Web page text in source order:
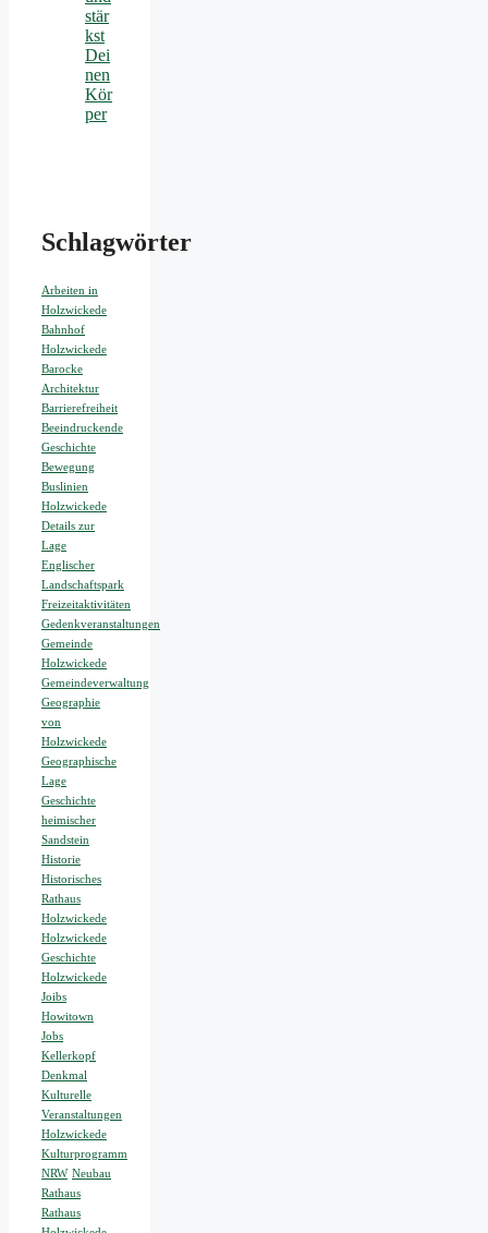
stär
kst
Dei
nen
Kör
per
Schlagwörter
Arbeiten in
Holzwickede
Bahnhof
Holzwickede
Barocke
Architektur
Barrierefreiheit
Beeindruckende
Geschichte
Bewegung
Buslinien
Holzwickede
Details zur
Lage
Englischer
Landschaftspark
Freizeitaktivitäten
Gedenkveranstaltungen
Gemeinde
Holzwickede
Gemeindeverwaltung
Geographie
von
Holzwickede
Geographische
Lage
Geschichte
heimischer
Sandstein
Historie
Historisches
Rathaus
Holzwickede
Holzwickede
Geschichte
Holzwickede
Joibs
Howitown
Jobs
Kellerkopf
Denkmal
Kulturelle
Veranstaltungen
Holzwickede
Kulturprogramm
NRW Neubau
Rathaus
Rathaus